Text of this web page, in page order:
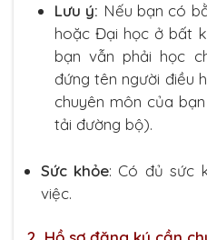
Lưu ý: Nếu bạn có
hoặc Đại học ở bất
bạn vẫn phải học
đứng tên người điều
chuyên môn của
tải đường bộ).
Sức khỏe: Có đủ sức
việc.